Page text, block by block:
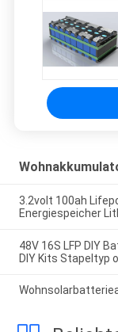
3.2volt 100ah
Energiespeicher
48V 16S LFP DIY
DIY Kits Stapeltyp